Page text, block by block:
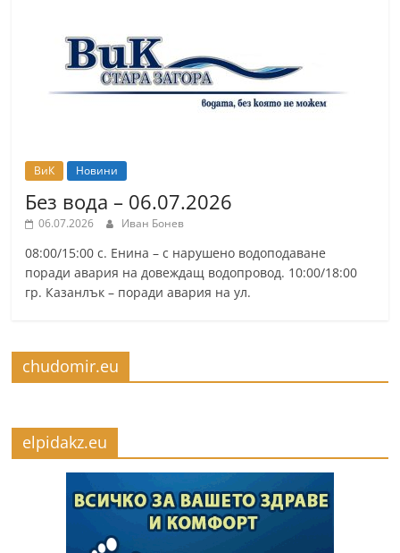
ВиК Новини
Без вода – 06.07.2026
06.07.2026 Иван Бонев
08:00/15:00 с. Енина – с нарушено водоподаване
поради авария на довеждащ водопровод. 10:00/18:00
гр. Казанлък – поради авария на ул.
chudomir.eu
elpidakz.eu